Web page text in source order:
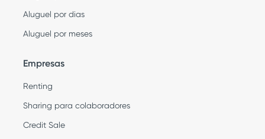
Aluguel por dias
Aluguel por meses
Empresas
Renting
Sharing para colaboradores
Credit Sale